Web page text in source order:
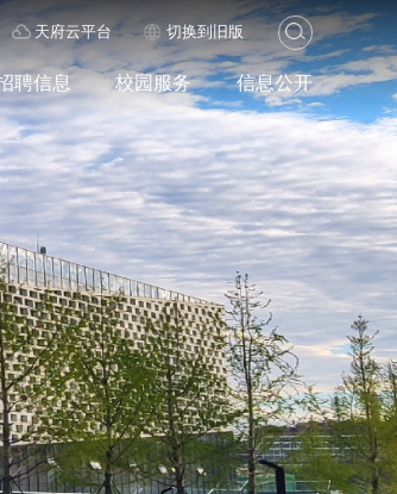
天府云平台 切换到旧版
聘信息 校园服务 信息公开